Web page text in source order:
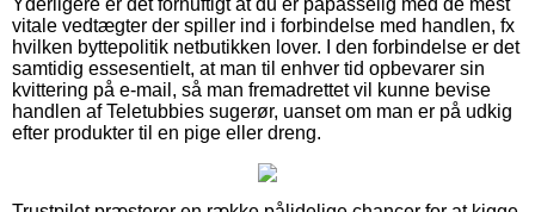
vitale vedtægter der spiller ind i forbindelse med handlen, fx
hvilken byttepolitik netbutikken lover. I den forbindelse er det
samtidig essesentielt, at man til enhver tid opbevarer sin
kvittering på e-mail, så man fremadrettet vil kunne bevise
handlen af Teletubbies sugerør, uanset om man er på udkig
efter produkter til en pige eller dreng.